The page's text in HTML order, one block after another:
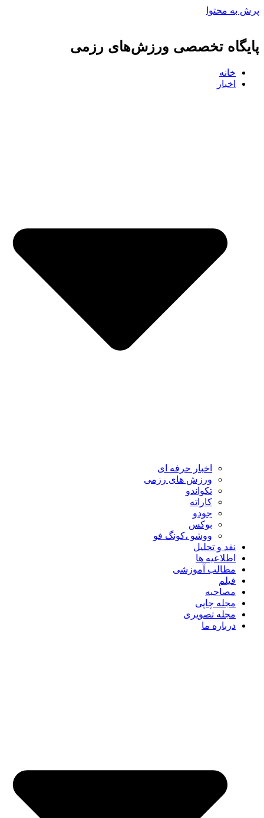
پرش به محتوا
پایگاه تخصصی ورزش‌های رزمی
خانه
اخبار
اخبار حرفه ای
ورزش های رزمی
تکواندو
کاراته
جودو
بوکس
ووشو ،کونگ فو
نقد و تحلیل
اطلاعیه ها
مطالب آموزشی
فیلم
مصاحبه
مجله چاپی
مجله تصویری
درباره ما